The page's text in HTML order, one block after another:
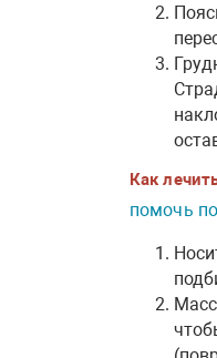
Как
помочь